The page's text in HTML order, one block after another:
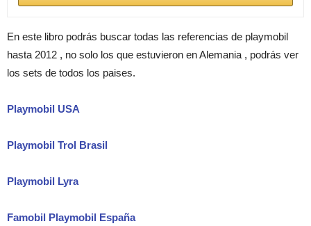
En este libro podrás buscar todas las referencias de playmobil
hasta 2012 , no solo los que estuvieron en Alemania , podrás ver
los sets de todos los paises.
Playmobil USA
Playmobil Trol Brasil
Playmobil Lyra
Famobil Playmobil España